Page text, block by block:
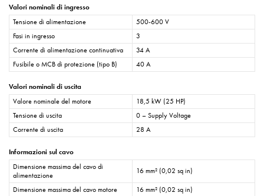
Valori nominali di ingresso
Tensione di alimentazione
500-600 V
Fasi in ingresso
3
Corrente di alimentazione continuativa
34 A
Fusibile o MCB di protezione (tipo B)
40 A
Valori nominali di uscita
Valore nominale del motore
18,5 kW (25 HP)
Tensione di uscita
0 – Supply Voltage
Corrente di uscita
28 A
Informazioni sul cavo
Dimensione massima del cavo di
alimentazione
16 mm² (0,02 sq in)
Dimensione massima del cavo motore
16 mm² (0,02 sq in)